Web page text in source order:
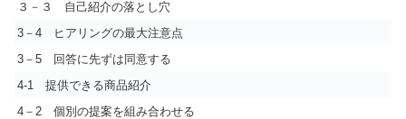
３－３ 自己紹介の落とし穴
3－4 ヒアリングの最大注意点
3－5 回答に先ずは同意する
4-1 提供できる商品紹介
4－2 個別の提案を組み合わせる